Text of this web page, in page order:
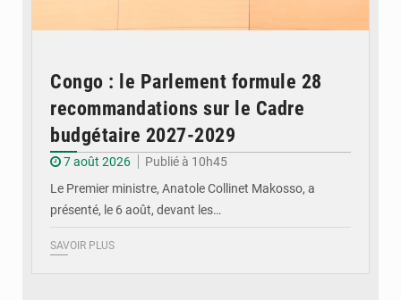
Congo : le Parlement formule 28
recommandations sur le Cadre
budgétaire 2027-2029
7 août 2026
Publié à 10h45
Le Premier ministre, Anatole Collinet Makosso, a
présenté, le 6 août, devant les…
SAVOIR PLUS